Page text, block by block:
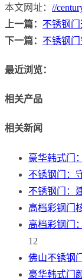
本文网址： //
上一篇： 不锈钢
下一篇： 不锈钢
最近浏览：
相关产品
相关新闻
豪华韩式门
不锈钢门：
不锈钢门：
高档彩钢门
高档彩钢门
12
佛山不锈钢
豪华韩式门